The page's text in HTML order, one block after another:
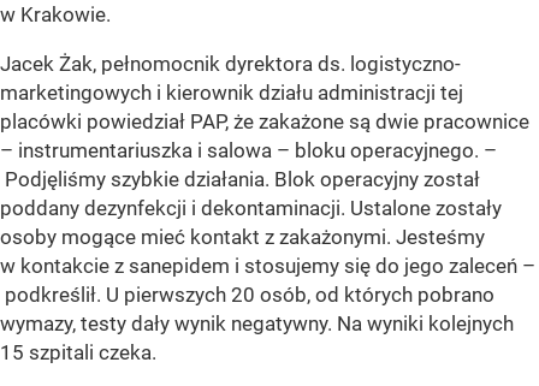
w Krakowie.
Jacek Żak, pełnomocnik dyrektora ds. logistyczno-
marketingowych i kierownik działu administracji tej
placówki powiedział PAP, że zakażone są dwie pracownice
– instrumentariuszka i salowa – bloku operacyjnego. –
Podjęliśmy szybkie działania. Blok operacyjny został
poddany dezynfekcji i dekontaminacji. Ustalone zostały
osoby mogące mieć kontakt z zakażonymi. Jesteśmy
w kontakcie z sanepidem i stosujemy się do jego zaleceń –
podkreślił. U pierwszych 20 osób, od których pobrano
wymazy, testy dały wynik negatywny. Na wyniki kolejnych
15 szpitali czeka.